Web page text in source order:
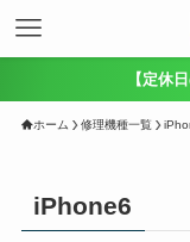
【定休
ホーム 修理機種一覧
iPhone6